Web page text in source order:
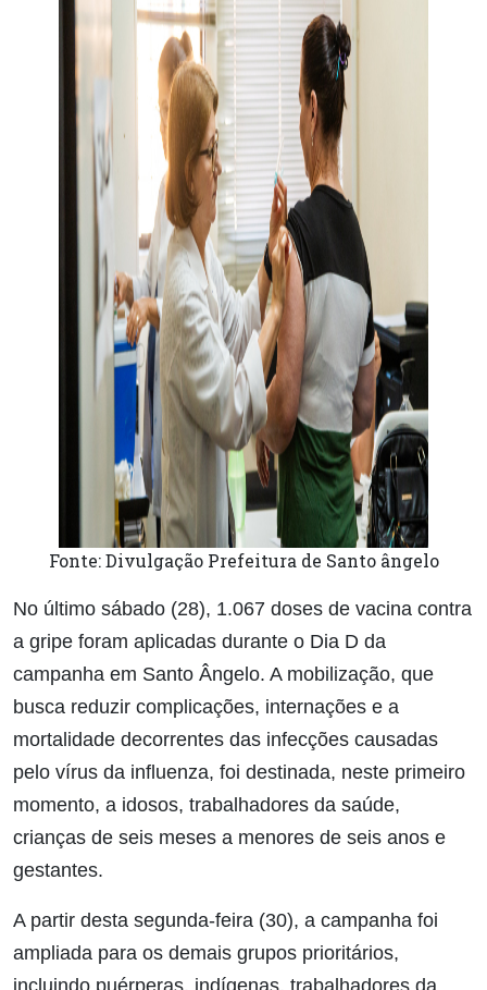
Fonte: Divulgação Prefeitura de Santo ângelo
No último sábado (28), 1.067 doses de vacina contra
a gripe foram aplicadas durante o Dia D da
campanha em Santo Ângelo. A mobilização, que
busca reduzir complicações, internações e a
mortalidade decorrentes das infecções causadas
pelo vírus da influenza, foi destinada, neste primeiro
momento, a idosos, trabalhadores da saúde,
crianças de seis meses a menores de seis anos e
gestantes.
A partir desta segunda-feira (30), a campanha foi
ampliada para os demais grupos prioritários,
incluindo puérperas, indígenas, trabalhadores da